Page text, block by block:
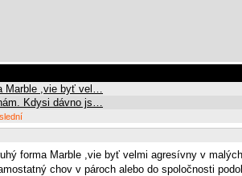
Marble ,vie byť vel…
Kdysi dávno js…
forma Marble ,vie byť velmi agresívny v
chov v pároch alebo do spoločnosti